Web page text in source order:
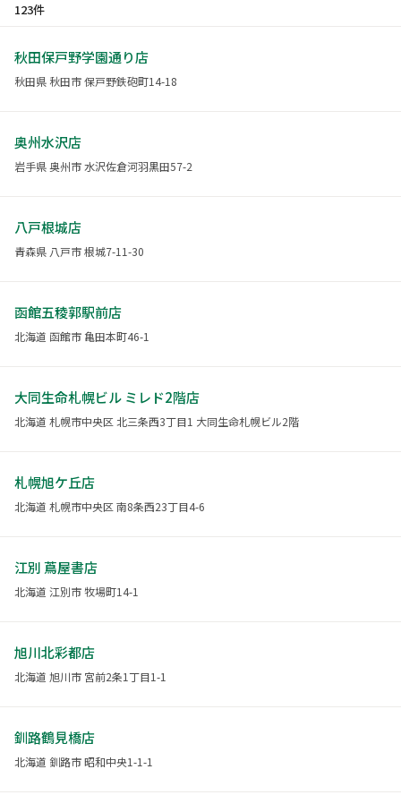
123件
秋田保戸野学園通り店
秋田県 秋田市 保戸野鉄砲町14-18
奥州水沢店
岩手県 奥州市 水沢佐倉河羽黒田57-2
八戸根城店
青森県 八戸市 根城7-11-30
函館五稜郭駅前店
北海道 函館市 亀田本町46-1
大同生命札幌ビル ミレド2階店
北海道 札幌市中央区 北三条西3丁目1 大同生命札幌ビル2階
札幌旭ケ丘店
北海道 札幌市中央区 南8条西23丁目4-6
江別 蔦屋書店
北海道 江別市 牧場町14-1
旭川北彩都店
北海道 旭川市 宮前2条1丁目1-1
釧路鶴見橋店
北海道 釧路市 昭和中央1-1-1